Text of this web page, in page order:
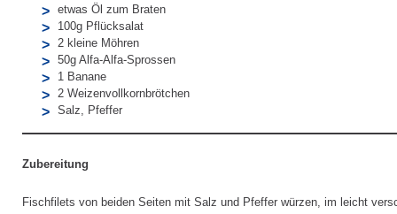
etwas Öl zum Braten
100g Pflücksalat
2 kleine Möhren
50g Alfa-Alfa-Sprossen
1 Banane
2 Weizenvollkornbrötchen
Salz, Pfeffer
Zubereitung
Fischfilets von beiden Seiten mit Salz und Pfeffer würzen, im leicht